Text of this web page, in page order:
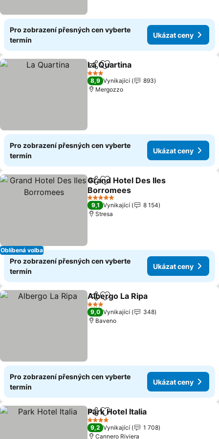
Pro zobrazení přesných cen vyberte
termín
Ukázat ceny
SdíletPřidat na seznam oblíbených
La Quartina
3 Počet hvězdiček
8,9 Vynikající
893
Mergozzo
Pro zobrazení přesných cen vyberte
termín
Ukázat ceny
Oblíbená volba
SdíletPřidat na seznam oblíbených
Grand Hotel Des Iles
Borromees
Ukázat ceny
5 Počet hvězdiček
9,1 Vynikající
8 154
Stresa
Pro zobrazení přesných cen vyberte
termín
Ukázat ceny
SdíletPřidat na seznam oblíbených
Albergo La Ripa
3 Počet hvězdiček
9,0 Vynikající
348
Baveno
Pro zobrazení přesných cen vyberte
termín
Ukázat ceny
SdíletPřidat na seznam oblíbených
Park Hotel Italia
4 Počet hvězdiček
9,2 Vynikající
1 708
Cannero Riviera